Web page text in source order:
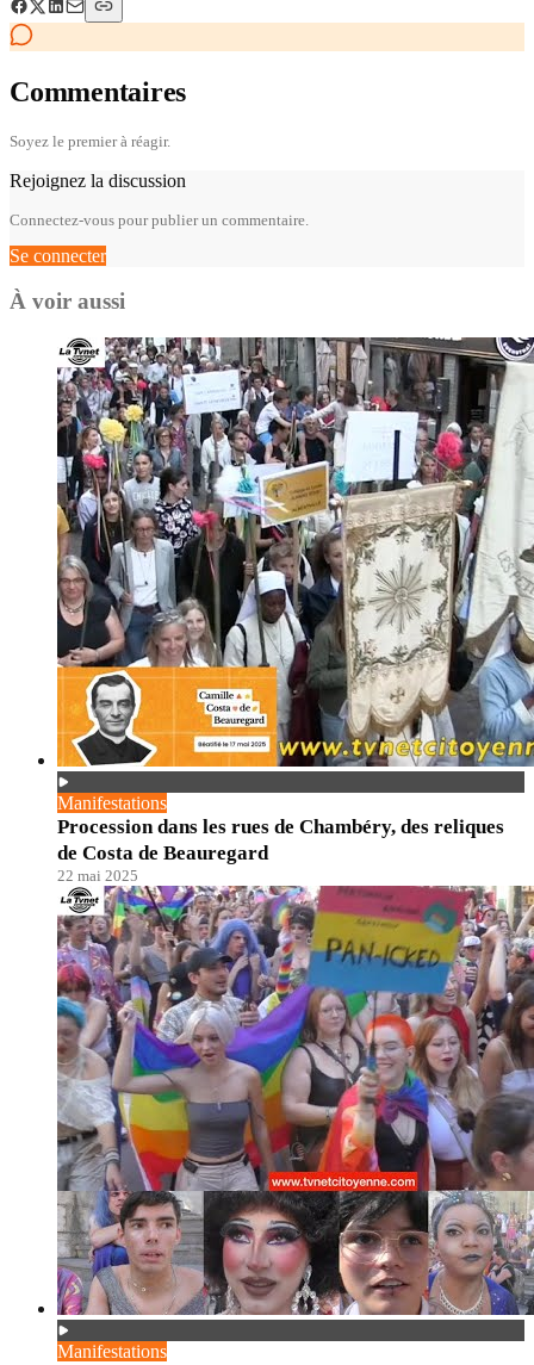
Commentaires
Soyez le premier à réagir.
Rejoignez la discussion
Connectez-vous pour publier un commentaire.
Se connecter
À voir aussi
Manifestations
Procession dans les rues de Chambéry, des reliques
de Costa de Beauregard
22 mai 2025
Manifestations